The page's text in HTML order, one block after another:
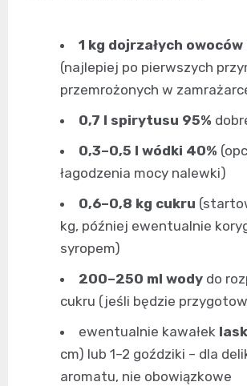
1 kg dojrzałych
(najlepiej po pierwszych
przemrożonych w
0,7 l spirytusu 95%
0,3–0,5 l wódki 40%
łagodzenia mocy nalewki)
0,6–0,8 kg cukru
kg, później ewentualnie
syropem)
200–250 ml wody do
cukru (jeśli będzie
ewentualnie kawałek
cm) lub 1–2 goździki – dla
aromatu, nie obowiązkowe